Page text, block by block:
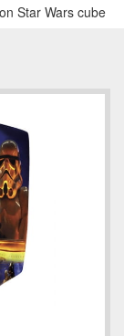
Star Wars cube